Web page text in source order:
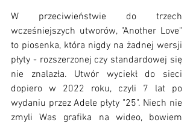
W przeciwieństwie do trzech
wcześniejszych utworów, "Another Love"
to piosenka, która nigdy na żadnej wersji
płyty - rozszerzonej czy standardowej się
nie znalazła. Utwór wyciekł do sieci
dopiero w 2022 roku, czyli 7 lat po
wydaniu przez Adele płyty "25". Niech nie
zmyli Was grafika na wideo, bowiem